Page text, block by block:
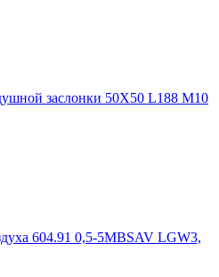
заслонки 50X50 L188 M10
604.91 0,5-5MBSAV LGW3,